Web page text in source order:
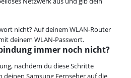
nicht? Auf deinem WLAN-Router
deinem WLAN-Passwort.
immer noch nicht?
nachdem du diese Schritte
deinen Samsung Fernseher auf die